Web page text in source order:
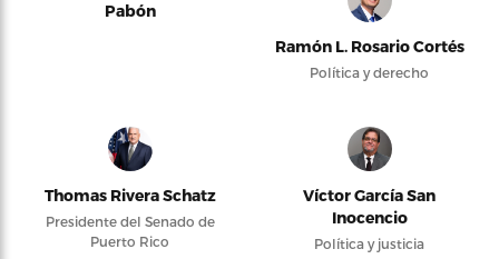
Pabón
Ramón L. Rosario Cortés
Política y derecho
Thomas Rivera Schatz
Presidente del Senado de
Puerto Rico
Víctor García San
Inocencio
Política y justicia